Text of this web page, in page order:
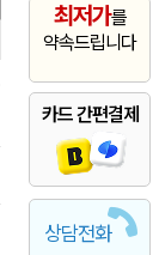
최저가를
약속드립니다
카드 간편결제
상담전화